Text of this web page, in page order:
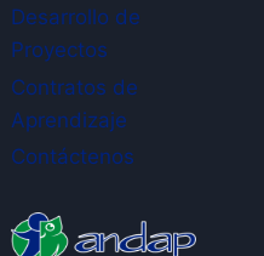
Desarrollo de
Proyectos
Contratos de
Aprendizaje
Contáctenos